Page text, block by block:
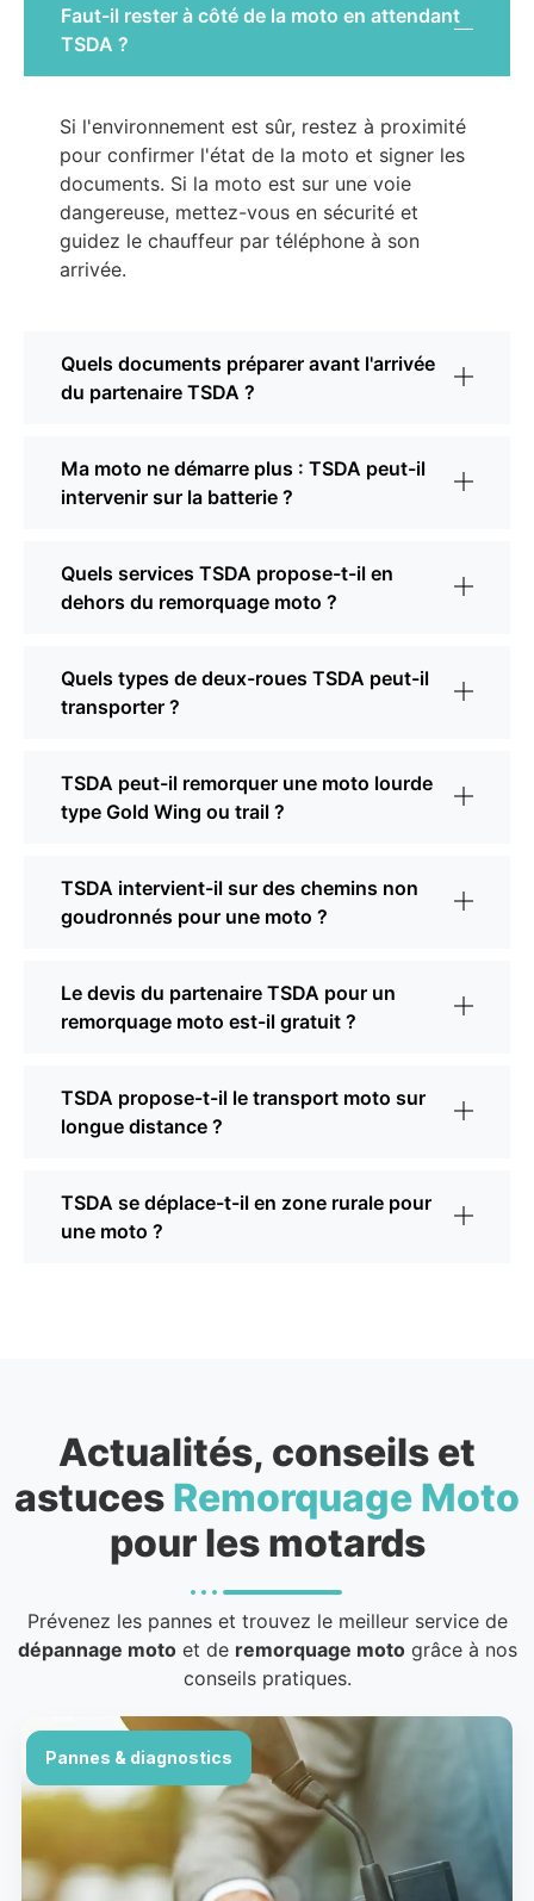
Faut-il rester à côté de la moto en attendant
TSDA ?
Si l'environnement est sûr, restez à proximité
pour confirmer l'état de la moto et signer les
documents. Si la moto est sur une voie
dangereuse, mettez-vous en sécurité et
guidez le chauffeur par téléphone à son
arrivée.
Quels documents préparer avant l'arrivée
du partenaire TSDA ?
Ma moto ne démarre plus : TSDA peut-il
intervenir sur la batterie ?
Quels services TSDA propose-t-il en
dehors du remorquage moto ?
Quels types de deux-roues TSDA peut-il
transporter ?
TSDA peut-il remorquer une moto lourde
type Gold Wing ou trail ?
TSDA intervient-il sur des chemins non
goudronnés pour une moto ?
Le devis du partenaire TSDA pour un
remorquage moto est-il gratuit ?
TSDA propose-t-il le transport moto sur
longue distance ?
TSDA se déplace-t-il en zone rurale pour
une moto ?
Actualités, conseils et
astuces Remorquage Moto
pour les motards
Prévenez les pannes et trouvez le meilleur service de
dépannage motoet de remorquage motogrâce à nos
conseils pratiques.
Pannes & diagnostics